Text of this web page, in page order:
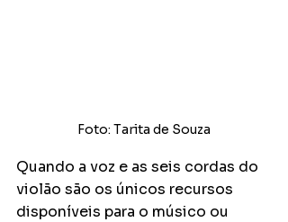
Foto: Tarita de Souza
Quando a voz e as seis cordas do
violão são os únicos recursos
disponíveis para o músico ou